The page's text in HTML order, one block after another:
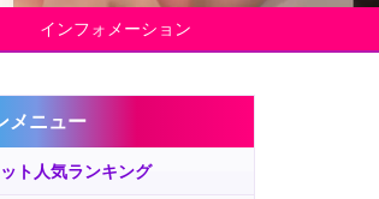
インフォメーション
メニュー
ト人気ランキング